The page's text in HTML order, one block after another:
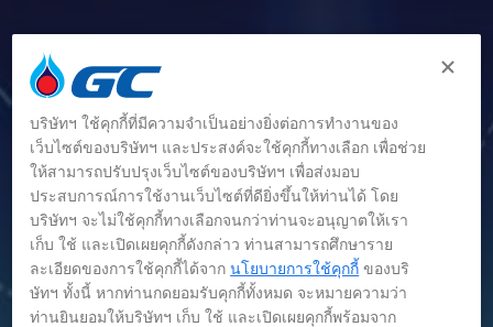
ข่าว
บริษัทฯ ใช้คุกกี้ที่มีความจำเป็นอย่างยิ่งต่อการทำงานของ
เว็บไซต์ของบริษัทฯ และประสงค์จะใช้คุกกี้ทางเลือก เพื่อช่วย
ให้สามารถปรับปรุงเว็บไซต์ของบริษัทฯ เพื่อส่งมอบ
ประสบการณ์การใช้งานเว็บไซต์ที่ดียิ่งขึ้นให้ท่านได้ โดย
บริษัทฯ จะไม่ใช้คุกกี้ทางเลือกจนกว่าท่านจะอนุญาตให้เรา
เก็บ ใช้ และเปิดเผยคุกกี้ดังกล่าว ท่านสามารถศึกษาราย
ละเอียดของการใช้คุกกี้ได้จากนโยบายการใช้คุกกี้ ของบริ
ษัทฯ ทั้งนี้ หากท่านกดยอมรับคุกกี้ทั้งหมด จะหมายความว่า
ท่านยินยอมให้บริษัทฯ เก็บ ใช้ และเปิดเผยคุกกี้พร้อมจาก